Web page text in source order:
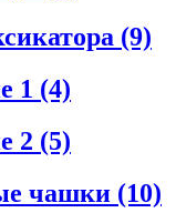
(9)
1 (4)
2 (5)
чашки (10)